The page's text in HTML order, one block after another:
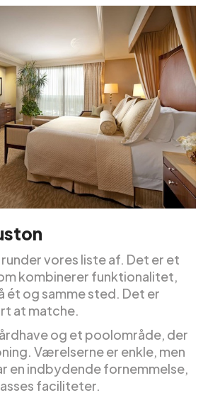
runder vores liste af. Det er et
kombinerer funktionalitet,
ét og samme sted. Det er
at matche.
og et poolområde, der
Værelserne er enkle, men
en indbydende fornemmelse,
faciliteter.